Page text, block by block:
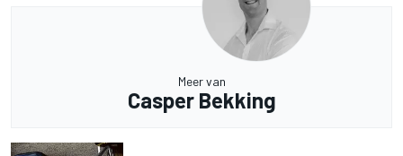
Meer van
Casper Bekking